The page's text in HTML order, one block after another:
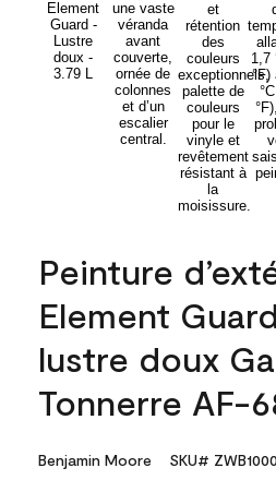
Peinture
Element
lustre doux
Tonnerre AF-
Benjamin Moore SKU#